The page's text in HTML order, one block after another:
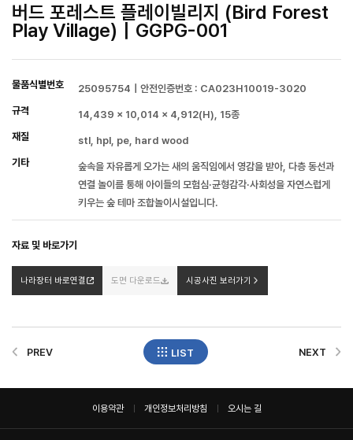
버드 포레스트 플레이빌리지 (Bird Forest
Play Village)｜GGPG-001
물품식별번호
25095754｜안전인증번호 : CA023H10019-3020
규격
14,439 × 10,014 × 4,912(H), 15종
재질
stl, hpl, pe, hard wood
기타
숲속을 자유롭게 오가는 새의 움직임에서 영감을 받아, 다층 동선과
연결 놀이를 통해 아이들의 모험심·균형감각·사회성을 자연스럽게
키우는 숲 테마 조합놀이시설입니다.
자료 및 바로가기
나라장터 바로연결 도면 다운로드 시공사진 보러가기
PREV LIST NEXT
이용약관 개인정보처리방침 오시는 길